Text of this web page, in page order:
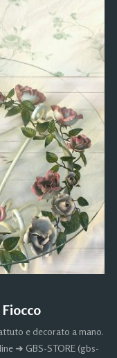
e decorato a mano.
➜ GBS-STORE (gbs-